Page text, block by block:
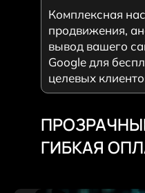
Комплексная
продвижения,
вывод вашего
Google для
целевых
ГИБКАЯ